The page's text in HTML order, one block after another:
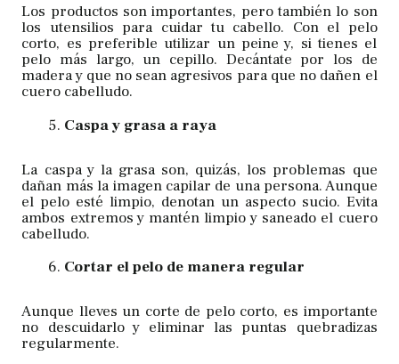
Los productos son importantes, pero también lo son
los utensilios para cuidar tu cabello. Con el pelo
corto, es preferible utilizar un peine y, si tienes el
pelo más largo, un cepillo. Decántate por los de
madera y que no sean agresivos para que no dañen el
cuero cabelludo.
Caspa y grasa a raya
La caspa y la grasa son, quizás, los problemas que
dañan más la imagen capilar de una persona. Aunque
el pelo esté limpio, denotan un aspecto sucio. Evita
ambos extremos y mantén limpio y saneado el cuero
cabelludo.
Cortar el pelo de manera regular
Aunque lleves un corte de pelo corto, es importante
no descuidarlo y eliminar las puntas quebradizas
regularmente.